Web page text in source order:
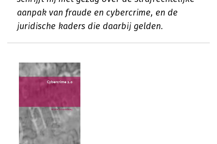
aanpak van fraude en cybercrime, en de
juridische kaders die daarbij gelden.